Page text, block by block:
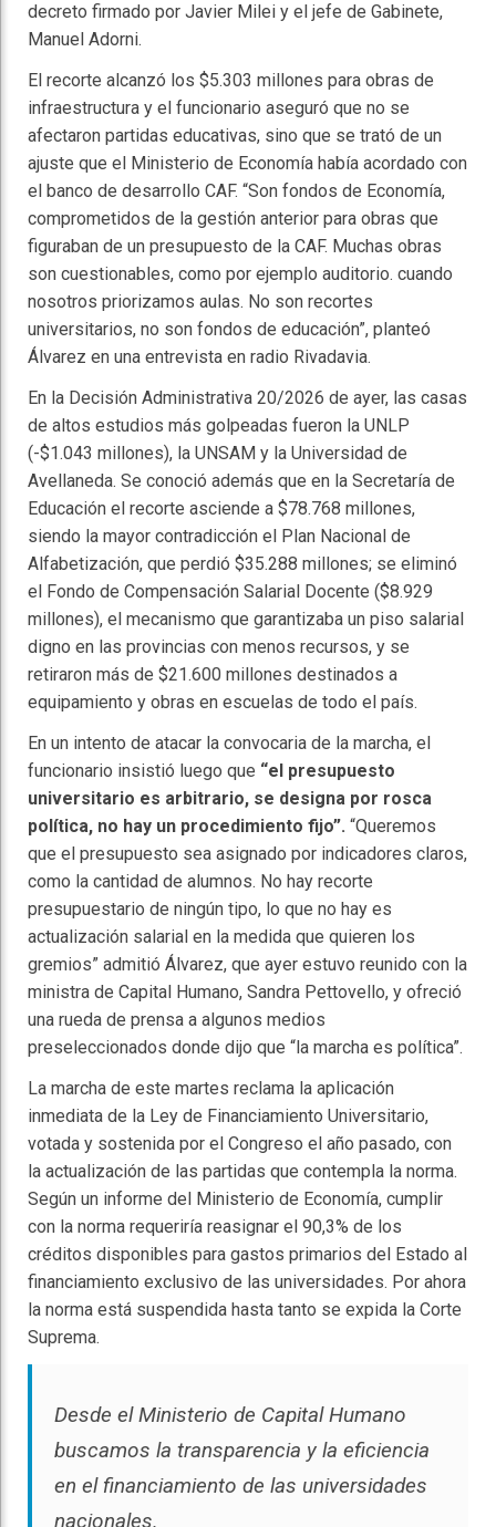
decreto firmado por Javier Milei y el jefe de Gabinete,
Manuel Adorni.
El recorte alcanzó los $5.303 millones para obras de
infraestructura y el funcionario aseguró que no se
afectaron partidas educativas, sino que se trató de un
ajuste que el Ministerio de Economía había acordado con
el banco de desarrollo CAF. “Son fondos de Economía,
comprometidos de la gestión anterior para obras que
figuraban de un presupuesto de la CAF. Muchas obras
son cuestionables, como por ejemplo auditorio. cuando
nosotros priorizamos aulas. No son recortes
universitarios, no son fondos de educación”, planteó
Álvarez en una entrevista en radio Rivadavia.
En la Decisión Administrativa 20/2026 de ayer, las casas
de altos estudios más golpeadas fueron la UNLP
(-$1.043 millones), la UNSAM y la Universidad de
Avellaneda. Se conoció además que en la Secretaría de
Educación el recorte asciende a $78.768 millones,
siendo la mayor contradicción el Plan Nacional de
Alfabetización, que perdió $35.288 millones; se eliminó
el Fondo de Compensación Salarial Docente ($8.929
millones), el mecanismo que garantizaba un piso salarial
digno en las provincias con menos recursos, y se
retiraron más de $21.600 millones destinados a
equipamiento y obras en escuelas de todo el país.
En un intento de atacar la convocaria de la marcha, el
funcionario insistió luego que “el presupuesto
universitario es arbitrario, se designa por rosca
política, no hay un procedimiento fijo”. “Queremos
que el presupuesto sea asignado por indicadores claros,
como la cantidad de alumnos. No hay recorte
presupuestario de ningún tipo, lo que no hay es
actualización salarial en la medida que quieren los
gremios” admitió Álvarez, que ayer estuvo reunido con la
ministra de Capital Humano, Sandra Pettovello, y ofreció
una rueda de prensa a algunos medios
preseleccionados donde dijo que “la marcha es política”.
La marcha de este martes reclama la aplicación
inmediata de la Ley de Financiamiento Universitario,
votada y sostenida por el Congreso el año pasado, con
la actualización de las partidas que contempla la norma.
Según un informe del Ministerio de Economía, cumplir
con la norma requeriría reasignar el 90,3% de los
créditos disponibles para gastos primarios del Estado al
financiamiento exclusivo de las universidades. Por ahora
la norma está suspendida hasta tanto se expida la Corte
Suprema.
Desde el Ministerio de Capital Humano
buscamos la transparencia y la eficiencia
en el financiamiento de las universidades
nacionales.